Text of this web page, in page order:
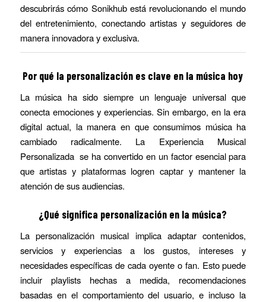
descubrirás cómo Sonikhub está revolucionando el mundo
del entretenimiento, conectando artistas y seguidores de
manera innovadora y exclusiva.
Por qué la personalización es clave en la música hoy
La música ha sido siempre un lenguaje universal que
conecta emociones y experiencias. Sin embargo, en la era
digital actual, la manera en que consumimos música ha
cambiado radicalmente. La Experiencia Musical
Personalizada se ha convertido en un factor esencial para
que artistas y plataformas logren captar y mantener la
atención de sus audiencias.
¿Qué significa personalización en la música?
La personalización musical implica adaptar contenidos,
servicios y experiencias a los gustos, intereses y
necesidades específicas de cada oyente o fan. Esto puede
incluir playlists hechas a medida, recomendaciones
basadas en el comportamiento del usuario, e incluso la